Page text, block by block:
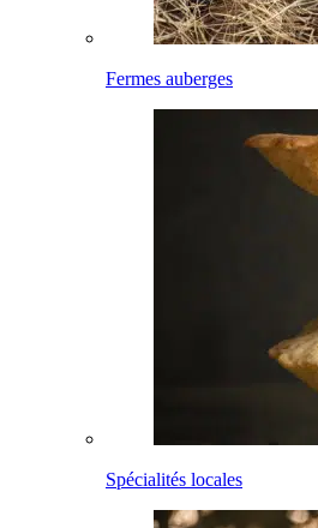
Fermes auberges
Spécialités locales